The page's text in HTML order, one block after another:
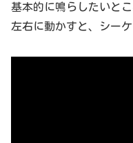
基本的に鳴らしたいと
左右に動かすと、シー